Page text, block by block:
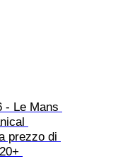
- Le Mans
prezzo di